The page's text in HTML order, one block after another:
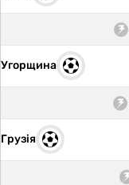
Угорщина
Грузія